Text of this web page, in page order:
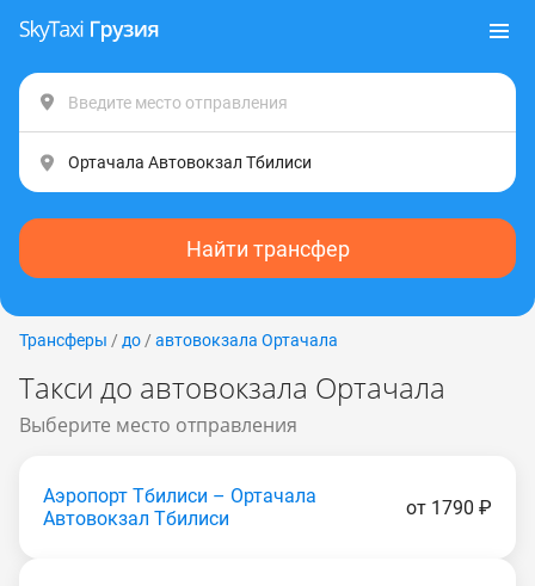
Найти трансфер
Трансферы / до / автовокзала Ортачала
Такси до автовокзала Ортачала
Выберите место отправления
Аэропорт Тбилиси – Ортачала
Автовокзал Тбилиси
от 1790 ₽